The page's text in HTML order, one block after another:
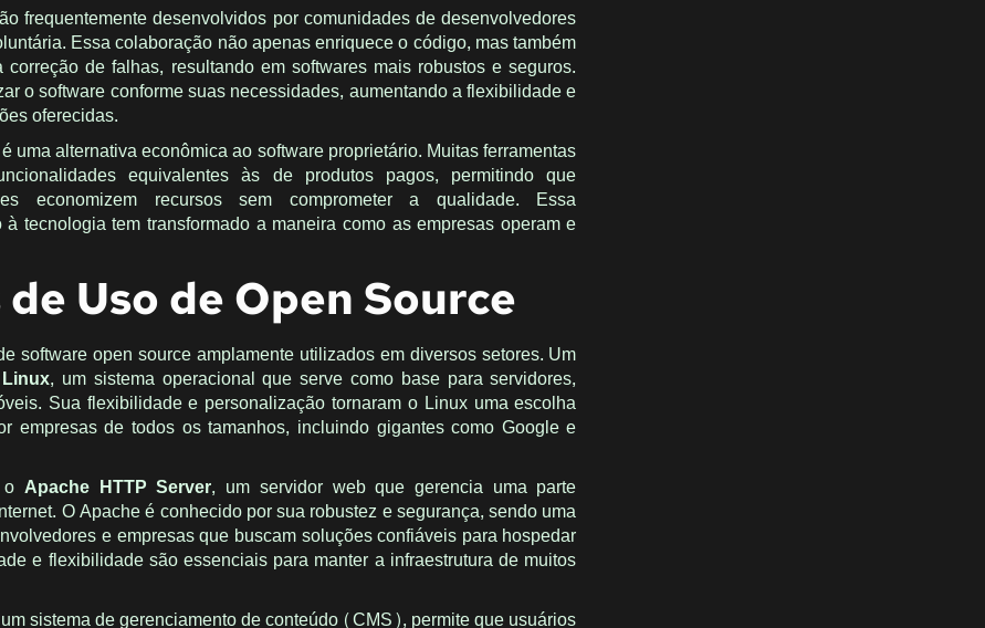
frequentemente desenvolvidos por comunidades de desenvolvedores
Essa colaboração não apenas enriquece o código, mas também
de falhas, resultando em softwares mais robustos e seguros.
o software conforme suas necessidades, aumentando a flexibilidade e
oferecidas.
uma alternativa econômica ao software proprietário. Muitas ferramentas
equivalentes às de produtos pagos, permitindo que
economizem recursos sem comprometer a qualidade. Essa
tecnologia tem transformado a maneira como as empresas operam e
Uso de Open Source
software open source amplamente utilizados em diversos setores. Um
Linux, um sistema operacional que serve como base para servidores,
Sua flexibilidade e personalização tornaram o Linux uma escolha
empresas de todos os tamanhos, incluindo gigantes como Google e
Apache HTTP Server, um servidor web que gerencia uma parte
O Apache é conhecido por sua robustez e segurança, sendo uma
e empresas que buscam soluções confiáveis para hospedar
e flexibilidade são essenciais para manter a infraestrutura de muitos
sistema de gerenciamento de conteúdo (CMS), permite que usuários